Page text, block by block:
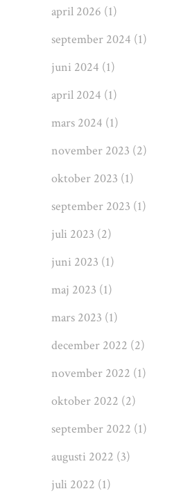
april 2026 (1)
september 2024 (1)
juni 2024 (1)
april 2024 (1)
mars 2024 (1)
november 2023 (2)
oktober 2023 (1)
september 2023 (1)
juli 2023 (2)
juni 2023 (1)
maj 2023 (1)
mars 2023 (1)
december 2022 (2)
november 2022 (1)
oktober 2022 (2)
september 2022 (1)
augusti 2022 (3)
juli 2022 (1)